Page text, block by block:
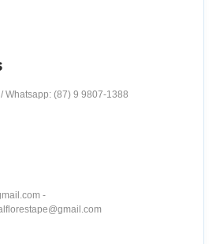
Whatsapp: (87) 9 9807-1388
-